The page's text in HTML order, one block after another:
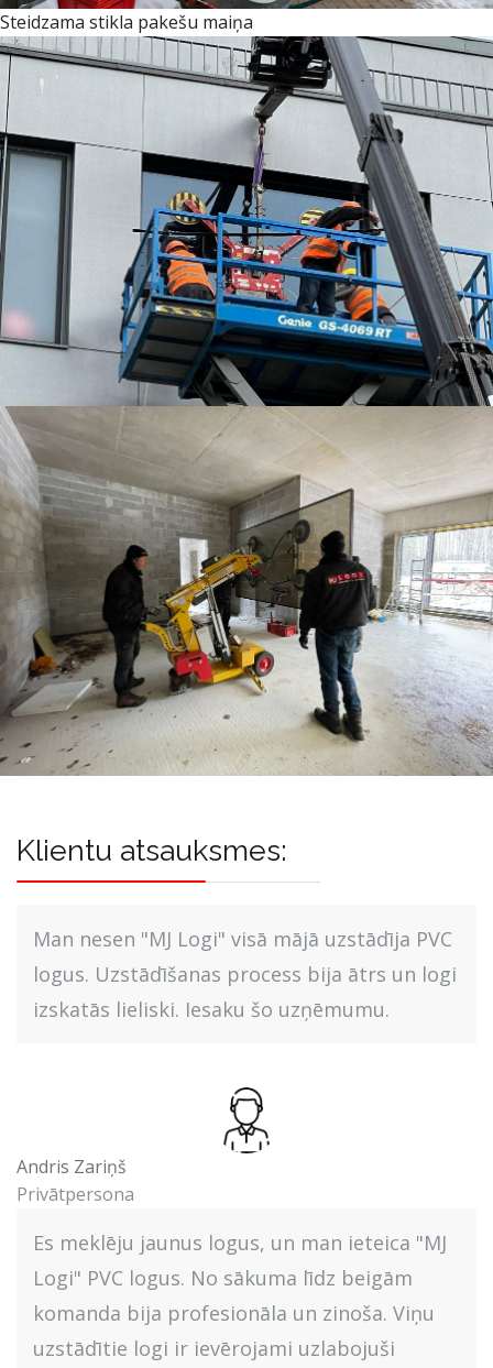
Steidzama stikla pakešu maiņa
Klientu atsauksmes:
Man nesen "MJ Logi" visā mājā uzstādīja PVC
logus. Uzstādīšanas process bija ātrs un logi
izskatās lieliski. Iesaku šo uzņēmumu.
Andris Zariņš
Privātpersona
Es meklēju jaunus logus, un man ieteica "MJ
Logi" PVC logus. No sākuma līdz beigām
komanda bija profesionāla un zinoša. Viņu
uzstādītie logi ir ievērojami uzlabojuši